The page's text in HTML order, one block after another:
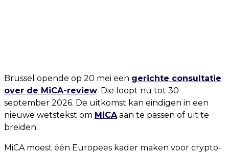
Brussel opende op 20 mei een gerichte consultatie
over de MiCA-review. Die loopt nu tot 30
september 2026. De uitkomst kan eindigen in een
nieuwe wetstekst om MiCAaan te passen of uit te
breiden.
MiCA moest één Europees kader maken voor crypto-